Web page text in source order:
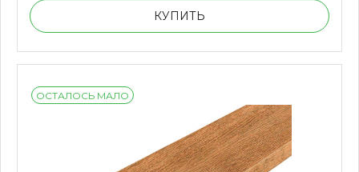
КУПИТЬ
ОСТАЛОСЬ МАЛО